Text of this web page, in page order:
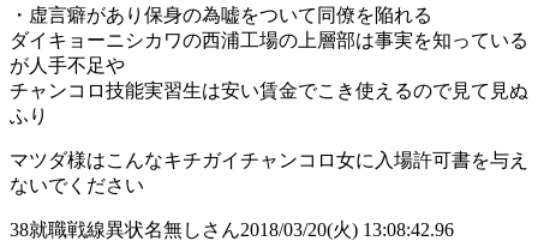
・虚言癖があり保身の為嘘をついて同僚を陥れる
ダイキョーニシカワの西浦工場の上層部は事実を知っている
が人手不足や
チャンコロ技能実習生は安い賃金でこき使えるので見て見ぬ
ふり
マツダ様はこんなキチガイチャンコロ女に入場許可書を与え
ないでください
38就職戦線異状名無しさん2018/03/20(火) 13:08:42.96